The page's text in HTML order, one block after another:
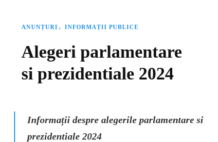
ANUNȚURI INFORMAȚII PUBLICE
Alegeri parlamentare
si prezidentiale 2024
Informații despre alegerile parlamentare si
prezidentiale 2024